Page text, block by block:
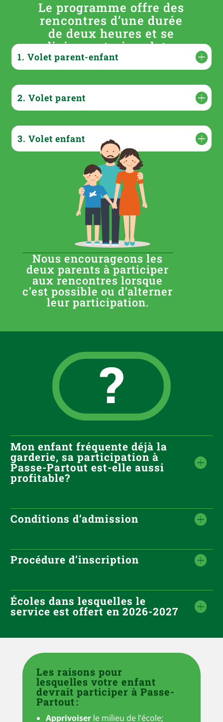
Le programme offre des
rencontres d’une durée
de deux heures et se
divise en trois volets :
1. Volet parent-enfant
2. Volet parent
3. Volet enfant
Nous encourageons les
deux parents à participer
aux rencontres lorsque
c’est possible ou d’alterner
leur participation.
?
Mon enfant fréquente déjà la
garderie, sa participation à
Passe-Partout est-elle aussi
profitable?
Conditions d’admission
Procédure d’inscription
Écoles dans lesquelles le
service est offert en 2026-2027
Les raisons pour
lesquelles votre enfant
devrait participer à Passe-
Partout :
Apprivoiserle milieu de l’école;